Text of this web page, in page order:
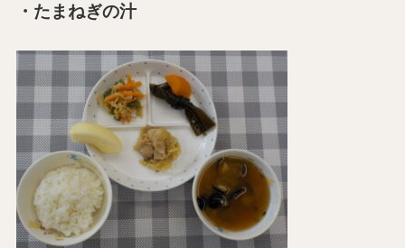
・たまねぎの汁